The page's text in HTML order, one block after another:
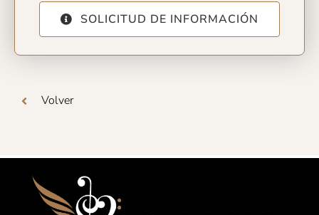
SOLICITUD DE INFORMACIÓN
Volver